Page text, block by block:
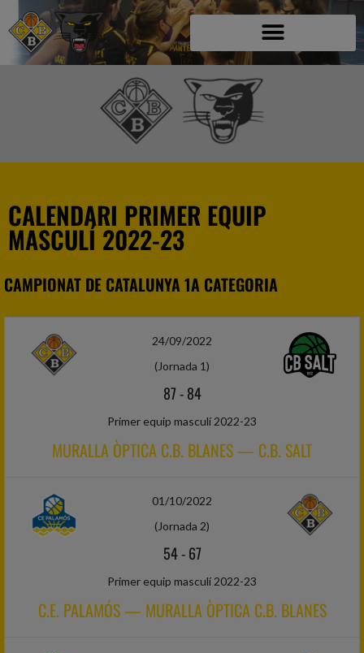
CALENDARI PRIMER EQUIP
MASCULÍ 2022-23
CAMPIONAT DE CATALUNYA 1A CATEGORIA
24/09/2022
(Jornada 1)
87-84
Primer equip masculí 2022-23
MURALLA ÒPTICA C.B. BLANES — C.B. SALT
01/10/2022
(Jornada 2)
54-67
Primer equip masculí 2022-23
C.E. PALAMÓS — MURALLA ÒPTICA C.B. BLANES